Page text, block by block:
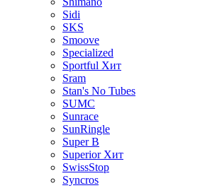
Sidi
SKS
Smoove
Specialized
Sportful Хит
Sram
Stan's No Tubes
SUMC
Sunrace
SunRingle
Super B
Superior Хит
SwissStop
Syncros